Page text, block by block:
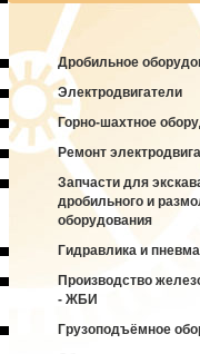
Дробильное
Электродвигатели
Горно-шахтное
Ремонт
Запчасти для
дробильного и
оборудования
Гидравлика и
Производство
- ЖБИ
Грузоподъёмное